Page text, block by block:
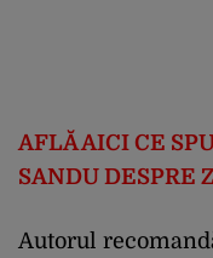
AFLĂAICI CE
SANDU DESPRE
Autorul